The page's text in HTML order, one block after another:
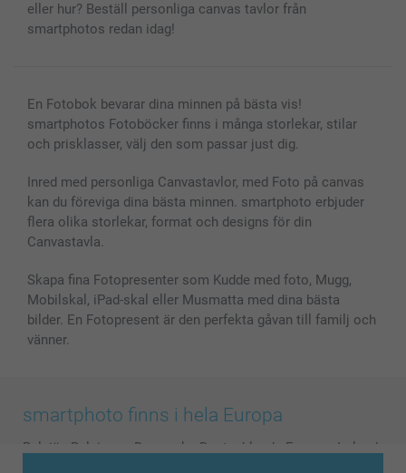
eller hur? Beställ personliga canvas tavlor från
smartphotos redan idag!
En Fotobok bevarar dina minnen på bästa vis!
smartphotos Fotoböcker finns i många storlekar, stilar
och prisklasser, välj den som passar just dig.
Inred med personliga Canvastavlor, med Foto på canvas
kan du föreviga dina bästa minnen. smartphoto erbjuder
flera olika storlekar, format och designs för din
Canvastavla.
Skapa fina Fotopresenter som Kudde med foto, Mugg,
Mobilskal, iPad-skal eller Musmatta med dina bästa
bilder. En Fotopresent är den perfekta gåvan till familj och
vänner.
smartphoto finns i hela Europa
België Belgique Danmark Deutschland France
Ireland